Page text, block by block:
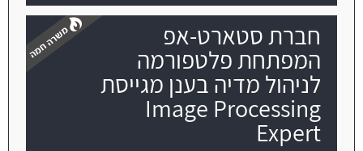
חברת סטארט-אפ
המפתחת פלטפורמה
לניהול מדיה בענן מגייסת
Image Processing
Expert